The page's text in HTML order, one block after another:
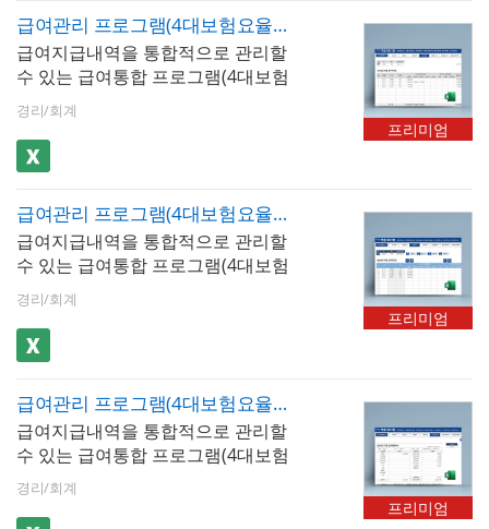
세서, 급여입금내역서 시트에서 자
동으로 불러올 수 있습니다. 사원 정
보를 바탕으로 재직증명서, 경력증
명서, 퇴직증명서 자동발급이 가능
트]버튼을 클릭하면 매년 개정되는
4대보험요율 및 근로소득간이세액
표가 자동 업데이트 됩니다. ※ 프로
그램 규격 : MS오피스 엑셀 2007이
상 ※ 프로그램 구성 : 회사정보, 사
원정보, 급여입력, 급여대장, 급여명
세서, 급여입금내역, 급여통계관리,
증명서발행(재직증명서, 경력증명
서, 퇴직증명서)
무시간] 시트에 입력 및 저장하는 근
무현황을 바탕으로 [급여입력]시트
의 지급내역(과세) 부분이 자동 산출
되여 표기되며, 공제내역(근로소득
산됩니다. 엑셀 파일 내 [최신 업데
이트]버튼을 클릭하면 매년 개정되
액표가 자동 업데이트 됩니다. ※ 프
로그램 규격 : MS오피스 엑셀 2007
이상 ※ 프로그램 구성 : 사원관리,
근무시간, 급여입력, 급여대장, 급여
관리
급여관리 프로그램(4대보험요율 자동 업데이트, 두루누리 적용, 급여대장, 급여명세서, 급여입금내역서, 재직증명서, 퇴직증명서)
급여지급내역을 통합적으로 관리할
수 있는 급여통합 프로그램(4대보험
요율 자동 업데이트, 두루누리,10인
미만)입니다. 급여 내역을 월별로 입
력, 저장, 검색할 수 있습니다. 두루
누리 사회보험이 적용된 급여서식
로자는 [고용보험]과 [국민연금]이
할인된 금액으로 계산됩니다. 또한
예술인의 경우 고용보험을 할인 금
액으로 계산할 수 있습니다. 4대보
득세, 고용보험, 국민연금, 건강보
험, 장기요양보험)되며, 급여지급항
가할 수 있습니다. 저장된 급여내역
은 급여대장, 급여명세서, 급여입금
내역서 시트에서 자동으로 불러올
수 있습니다. 사원정보를 바탕으로
경리/회계
프리미엄
급여관리 프로그램(4대보험요율 자동 업데이트, 50인용, 급여대장, 급여명세서, 급여입금내역서, 재직증명서, 퇴직증명서)
급여지급내역을 통합적으로 관리할
수 있는 급여통합 프로그램(4대보험
요율 자동 업데이트, 50인용)입니
다. 급여내역을 월별로 입력, 저장,
검색할 수 있습니다. 4대보험이 자
동계산(근로소득세, 지방소득세, 고
양보험)되며, 급여지급항목 및 공제
항목은 최대 20개까지 추가할 수 있
습니다. 저장된 급여내역은 급여대
장, 급여명세서, 급여입금내역서 시
경리/회계
프리미엄
급여관리 프로그램(4대보험요율 자동 업데이트, 기준소득월액 기준, 급여대장, 급여명세서, 급여입금내역서, 재직증명서, 퇴직증명서, 장기요양보험)
급여지급내역을 통합적으로 관리할
수 있는 급여통합 프로그램(4대보험
요율 자동 업데이트, 기준소득월액
기준)입니다. 급여내역을 월별로 입
경리/회계
프리미엄